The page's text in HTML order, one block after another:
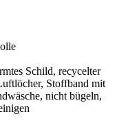
Schild, recycelter
Stoffband mit
nicht bügeln,